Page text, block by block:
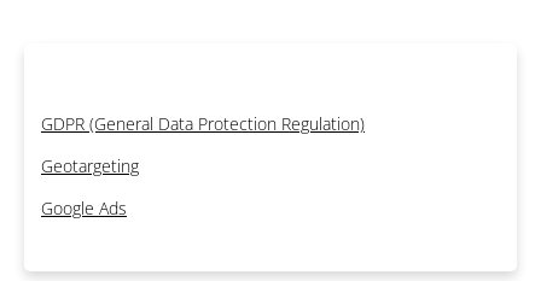
GDPR (General Data Protection Regulation)
Geotargeting
Google Ads